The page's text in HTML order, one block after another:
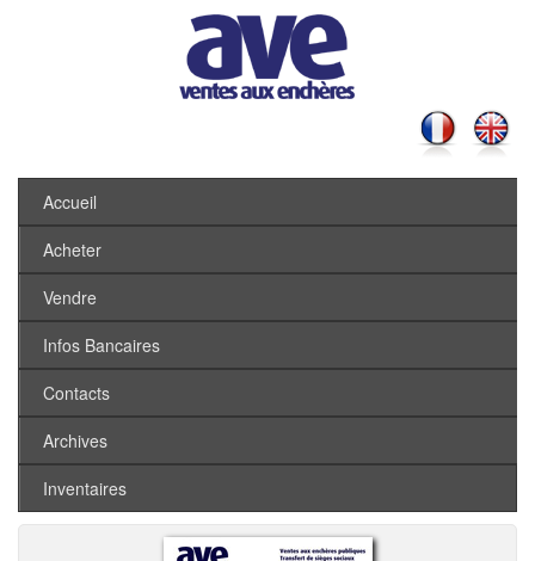
Accueil
Acheter
Vendre
Infos Bancaires
Contacts
Archives
Inventaires